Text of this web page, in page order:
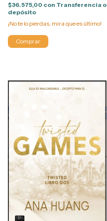
$36.575,00 con Transferencia o
depósito
¡No te lo pierdas, mira que es último!